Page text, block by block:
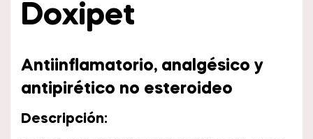
Doxipet
Antiinflamatorio, analgésico y
antipirético no esteroideo
Descripción: